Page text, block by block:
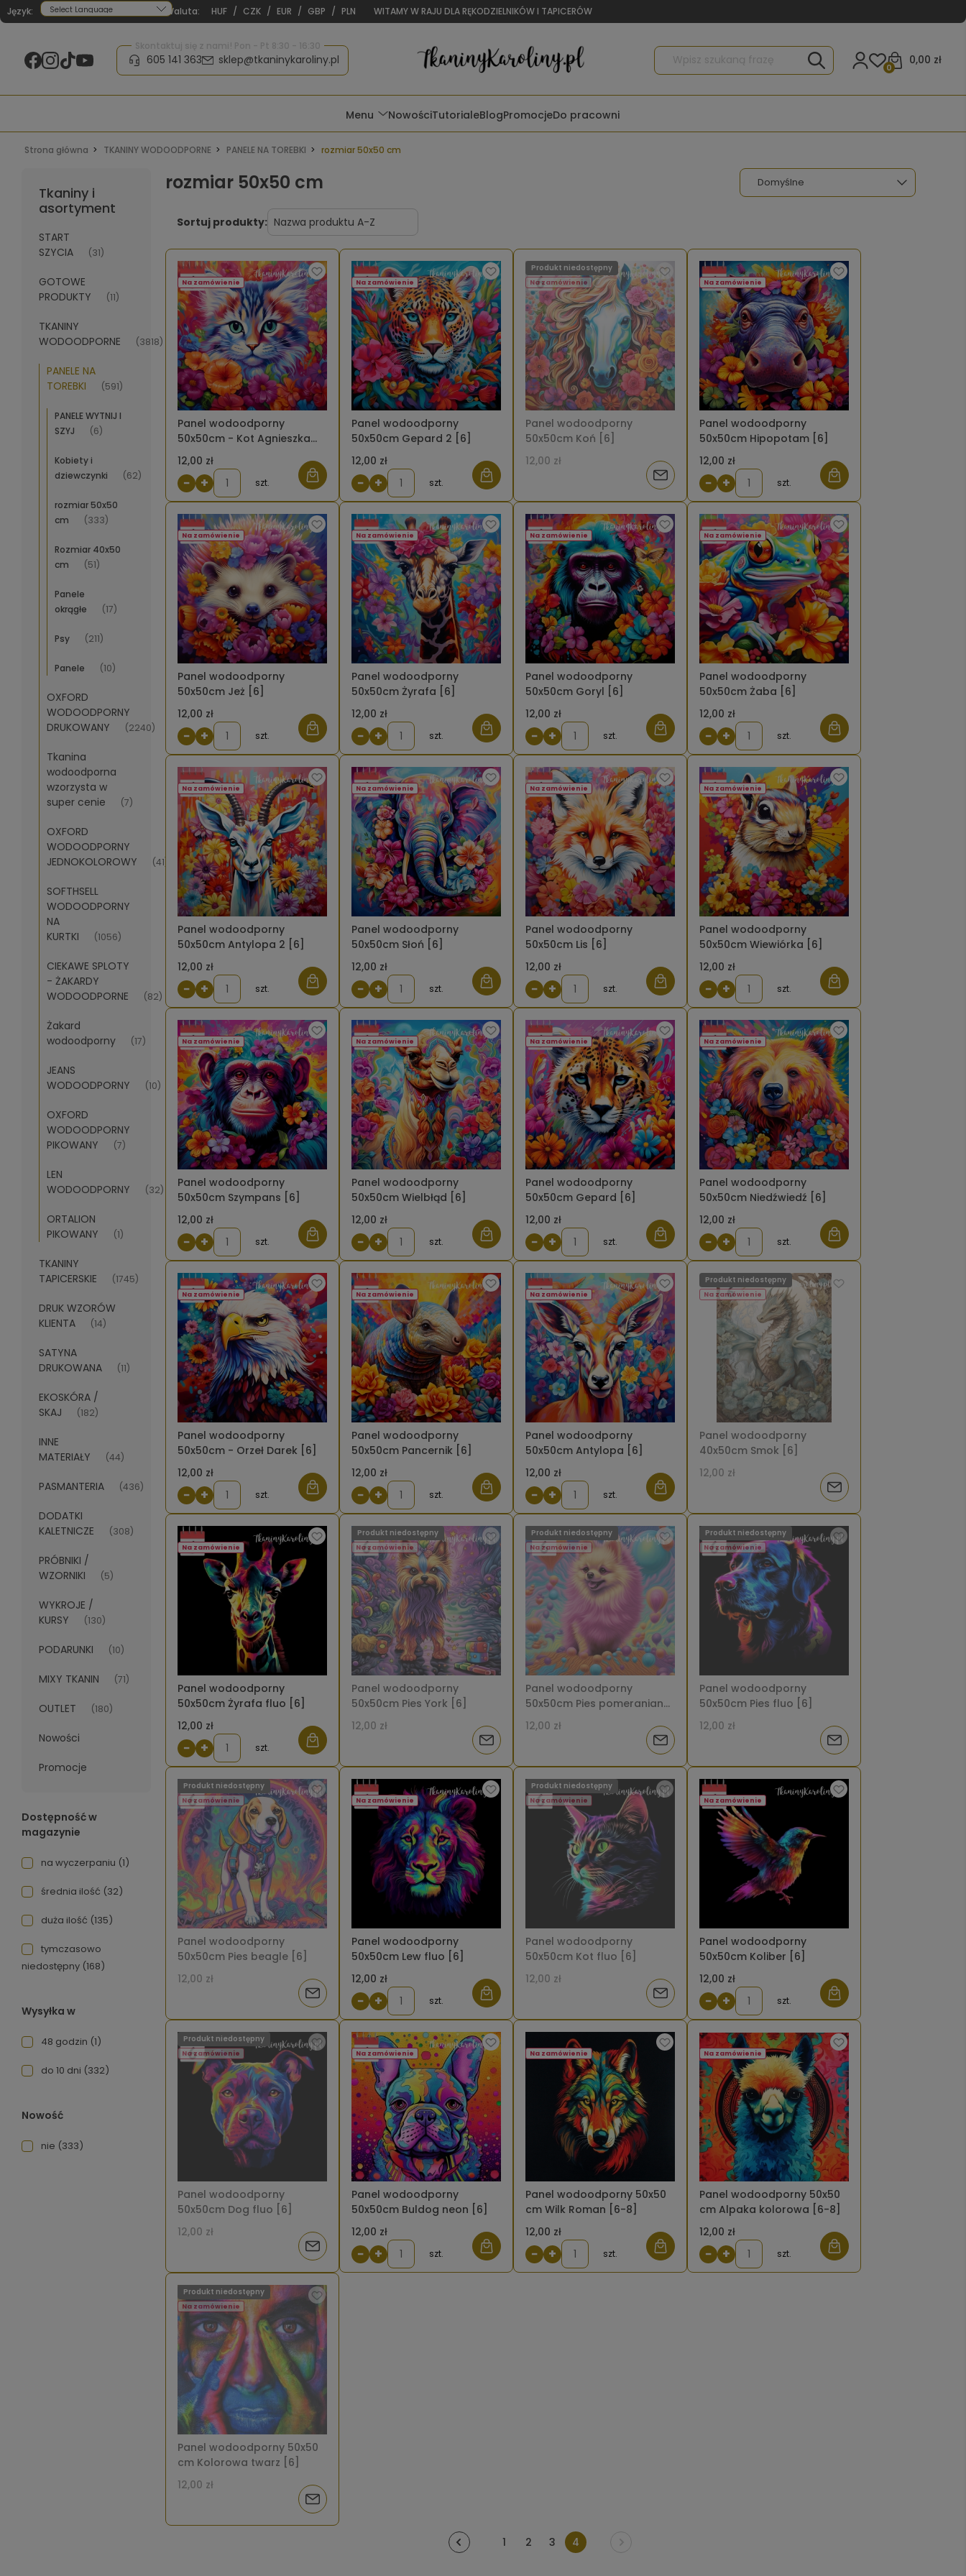
Język:
Powered by
Waluta: HUF / CZK / EUR / GBP / PLN WITAMY W RAJU DLA RĘKODZIELNIKÓW I TAPICERÓW
Skontaktuj się z nami! Pon - Pt 8:30 - 16:30
605 141 363 sklep@tkaninykaroliny.pl 0,00 zł
0
Menu NowościTutorialeBlogPromocjeDo pracowni
Strona główna TKANINY WODOODPORNE PANELE NA TOREBKI rozmiar 50x50 cm
Tkaniny i
asortyment
START
SZYCIA
(31)
GOTOWE
PRODUKTY
(11)
TKANINY
WODOODPORNE
(3818)
PANELE NA
TOREBKI
(591)
PANELE WYTNIJ I
SZYJ
(6)
Kobiety i
dziewczynki
(62)
rozmiar 50x50
cm
(333)
Rozmiar 40x50
cm
(51)
Panele
okrągłe
(17)
Psy (211)
Panele (10)
OXFORD
WODOODPORNY
DRUKOWANY
(2240)
Tkanina
wodoodporna
wzorzysta w
super cenie
(7)
OXFORD
WODOODPORNY
JEDNOKOLOROWY
(41)
SOFTHSELL
WODOODPORNY
NA
KURTKI
(1056)
CIEKAWE SPLOTY
- ŻAKARDY
WODOODPORNE
(82)
Żakard
wodoodporny
(17)
JEANS
WODOODPORNY
(10)
OXFORD
WODOODPORNY
PIKOWANY
(7)
LEN
WODOODPORNY
(32)
ORTALION
PIKOWANY
(1)
TKANINY
TAPICERSKIE
(1745)
DRUK WZORÓW
KLIENTA
(14)
SATYNA
DRUKOWANA
(11)
EKOSKÓRA /
SKAJ
(182)
INNE
MATERIAŁY
(44)
PASMANTERIA (436)
DODATKI
KALETNICZE
(308)
PRÓBNIKI /
WZORNIKI
(5)
WYKROJE /
KURSY
(130)
PODARUNKI (10)
MIXY TKANIN (71)
OUTLET (180)
Nowości
Promocje
Dostępność w
magazynie
na wyczerpaniu (1)
średnia ilość (32)
duża ilość (135)
tymczasowo
niedostępny (168)
Wysyłka w
48 godzin (1)
do 10 dni (332)
Nowość
nie (333)
rozmiar 50x50 cm
Sortuj produkty:
Panel wodoodporny
50x50cm - Kot Agnieszka
[6]
12,00 zł
Na zamówienie
− + szt.
Panel wodoodporny
50x50cm Gepard 2 [6]
12,00 zł
Na zamówienie
− + szt.
Panel wodoodporny
50x50cm Koń [6]
12,00 zł
Na zamówienie
Produkt niedostępny
Powiadom
o
dostępności
Panel wodoodporny
50x50cm Hipopotam [6]
12,00 zł
Na zamówienie
− + szt.
Panel wodoodporny
50x50cm Jeż [6]
12,00 zł
Na zamówienie
− + szt.
Panel wodoodporny
50x50cm Żyrafa [6]
12,00 zł
Na zamówienie
− + szt.
Panel wodoodporny
50x50cm Goryl [6]
12,00 zł
Na zamówienie
− + szt.
Panel wodoodporny
50x50cm Żaba [6]
12,00 zł
Na zamówienie
− + szt.
Panel wodoodporny
50x50cm Antylopa 2 [6]
12,00 zł
Na zamówienie
− + szt.
Panel wodoodporny
50x50cm Słoń [6]
12,00 zł
Na zamówienie
− + szt.
Panel wodoodporny
50x50cm Lis [6]
12,00 zł
Na zamówienie
− + szt.
Panel wodoodporny
50x50cm Wiewiórka [6]
12,00 zł
Na zamówienie
− + szt.
Panel wodoodporny
50x50cm Szympans [6]
12,00 zł
Na zamówienie
− + szt.
Panel wodoodporny
50x50cm Wielbłąd [6]
12,00 zł
Na zamówienie
− + szt.
Panel wodoodporny
50x50cm Gepard [6]
12,00 zł
Na zamówienie
− + szt.
Panel wodoodporny
50x50cm Niedźwiedź [6]
12,00 zł
Na zamówienie
− + szt.
Panel wodoodporny
50x50cm - Orzeł Darek [6]
12,00 zł
Na zamówienie
− + szt.
Panel wodoodporny
50x50cm Pancernik [6]
12,00 zł
Na zamówienie
− + szt.
Panel wodoodporny
50x50cm Antylopa [6]
12,00 zł
Na zamówienie
− + szt.
Panel wodoodporny
40x50cm Smok [6]
12,00 zł
Na zamówienie
Produkt niedostępny
Powiadom
o
dostępności
Panel wodoodporny
50x50cm Żyrafa fluo [6]
12,00 zł
Na zamówienie
− + szt.
Panel wodoodporny
50x50cm Pies York [6]
12,00 zł
Na zamówienie
Produkt niedostępny
Powiadom
o
dostępności
Panel wodoodporny
50x50cm Pies pomeranian
[6]
12,00 zł
Na zamówienie
Produkt niedostępny
Powiadom
o
dostępności
Panel wodoodporny
50x50cm Pies fluo [6]
12,00 zł
Na zamówienie
Produkt niedostępny
Powiadom
o
dostępności
Panel wodoodporny
50x50cm Pies beagle [6]
12,00 zł
Na zamówienie
Produkt niedostępny
Powiadom
o
dostępności
Panel wodoodporny
50x50cm Lew fluo [6]
12,00 zł
Na zamówienie
− + szt.
Panel wodoodporny
50x50cm Kot fluo [6]
12,00 zł
Na zamówienie
Produkt niedostępny
Powiadom
o
dostępności
Panel wodoodporny
50x50cm Koliber [6]
12,00 zł
Na zamówienie
− + szt.
Panel wodoodporny
50x50cm Dog fluo [6]
12,00 zł
Na zamówienie
Produkt niedostępny
Powiadom
o
dostępności
Panel wodoodporny
50x50cm Buldog neon [6]
12,00 zł
Na zamówienie
− + szt.
Panel wodoodporny 50x50
cm Wilk Roman [6-8]
12,00 zł
Na zamówienie
− + szt.
Panel wodoodporny 50x50
cm Alpaka kolorowa [6-8]
12,00 zł
Na zamówienie
− + szt.
Panel wodoodporny 50x50
cm Kolorowa twarz [6]
12,00 zł
Na zamówienie
Produkt niedostępny
Powiadom
o
1 2 3 4